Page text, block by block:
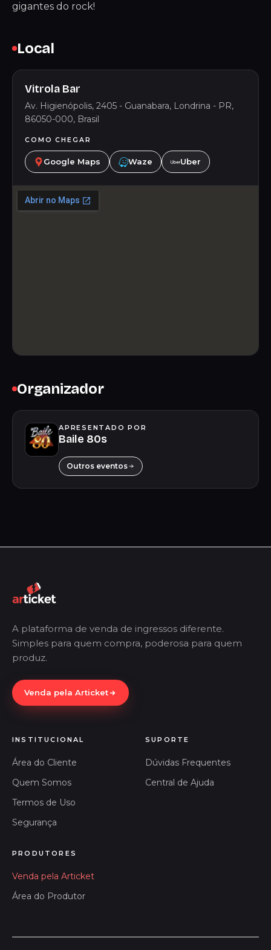
gigantes do rock!
Local
Vitrola Bar
Av. Higienópolis, 2405 - Guanabara, Londrina - PR,
86050-000, Brasil
COMO CHEGAR
Google Maps Waze Uber
Organizador
APRESENTADO POR
Baile 80s
Outros eventos
A plataforma de venda de ingressos diferente.
Simples para quem compra, poderosa para quem
produz.
Venda pela Articket
INSTITUCIONAL
Área do Cliente
Quem Somos
Termos de Uso
Segurança
SUPORTE
Dúvidas Frequentes
Central de Ajuda
PRODUTORES
Venda pela Articket
Área do Produtor